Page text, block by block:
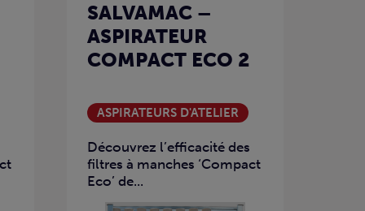
SALVAMAC –
ASPIRATEUR
COMPACT ECO 2
ASPIRATEURS D'ATELIER
Découvrez l’efficacité des
filtres à manches ‘Compact
Eco’ de...